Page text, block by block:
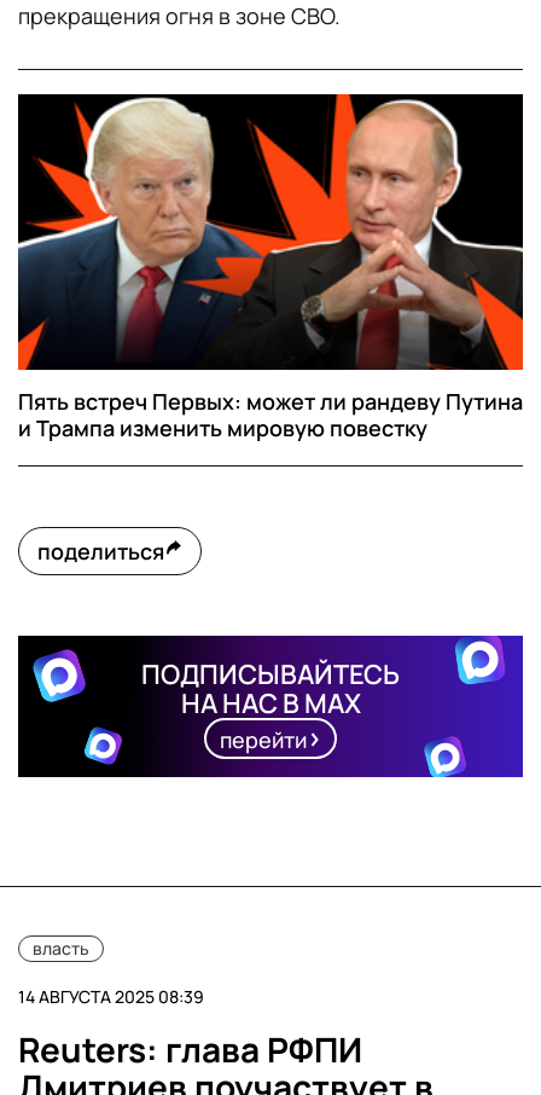
прекращения огня в зоне СВО.
Пять встреч Первых: может ли рандеву Путина
и Трампа изменить мировую повестку
поделиться
ПОДПИСЫВАЙТЕСЬ
НА НАС В MAX
перейти
власть
14 АВГУСТА 2025 08:39
Reuters: глава РФПИ